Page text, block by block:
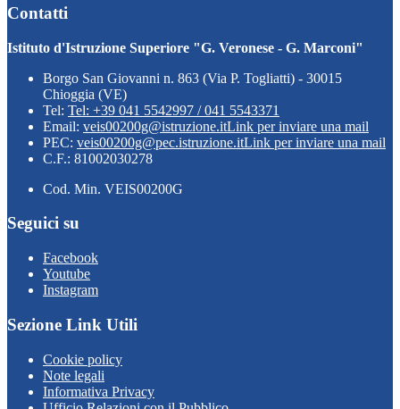
Contatti
Istituto d'Istruzione Superiore "G. Veronese - G. Marconi"
Borgo San Giovanni n. 863 (Via P. Togliatti) - 30015
Chioggia (VE)
Tel: Tel: +39 041 5542997 / 041 5543371
Email: veis00200g@istruzione.itLink per inviare una mail
PEC: veis00200g@pec.istruzione.itLink per inviare una mail
C.F.: 81002030278
Cod. Min. VEIS00200G
Seguici su
Facebook
Youtube
Instagram
Sezione Link Utili
Cookie policy
Note legali
Informativa Privacy